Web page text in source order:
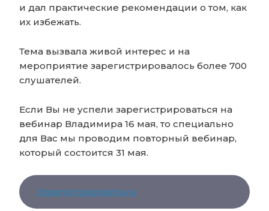
и дал практические рекомендации о том, как
их избежать.
Тема вызвала живой интерес и на
мероприятие зарегистрировалось более 700
слушателей.
Если Вы не успели зарегистрироваться на
вебинар Владимира 16 мая, то специально
для Вас мы проводим повторный вебинар,
который состоится 31 мая.
Зарегистрироваться